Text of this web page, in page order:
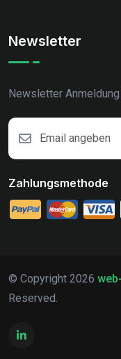
Newsletter
Newsletter Anmeldung
Zahlungsmethode
© Copyright 2026
Reserved.